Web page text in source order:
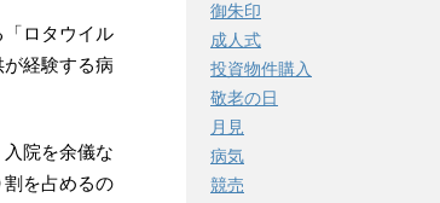
ロタウイル
経験する病
院を余儀な
を占めるの
御朱印
成人式
投資物件購入
敬老の日
月見
病気
競売